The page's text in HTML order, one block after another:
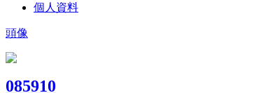
個人資料
頭像
085910